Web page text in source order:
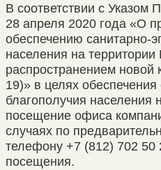
В соответствии с Указом
28 апреля 2020 года «О
обеспечению санитарно-
населения на
распространением новой
19)» в целях
благополучия населения
посещение офиса
случаях по
телефону +7 (812) 702 50
посещения.